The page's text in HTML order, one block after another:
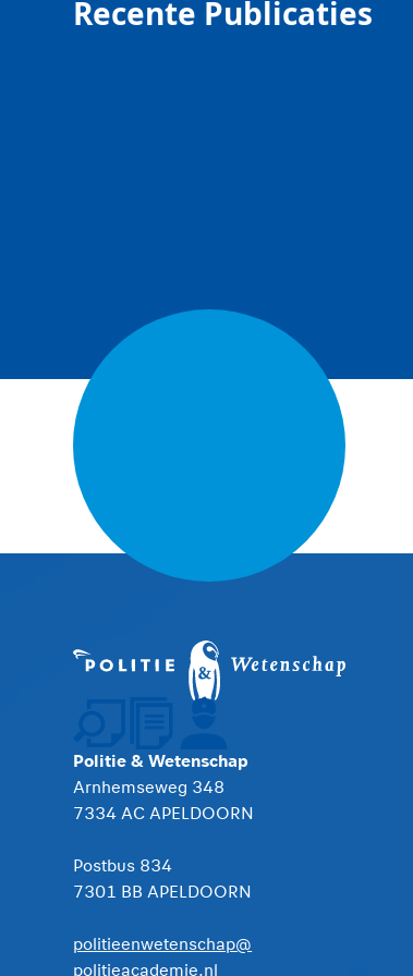
Recente Publicaties
Politie & Wetenschap
Arnhemseweg 348
7334 AC APELDOORN
Postbus 834
7301 BB APELDOORN
politieenwetenschap@
politieacademie.nl